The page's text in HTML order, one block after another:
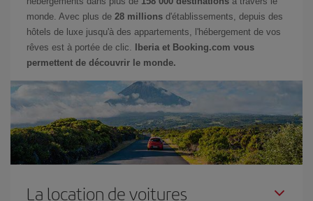
monde. Avec plus de 28 millions d'établissements, depuis des
hôtels de luxe jusqu'à des appartements, l'hébergement de vos
rêves est à portée de clic.
Iberia et Booking.com vous
permettent de découvrir le monde.
La location de voitures